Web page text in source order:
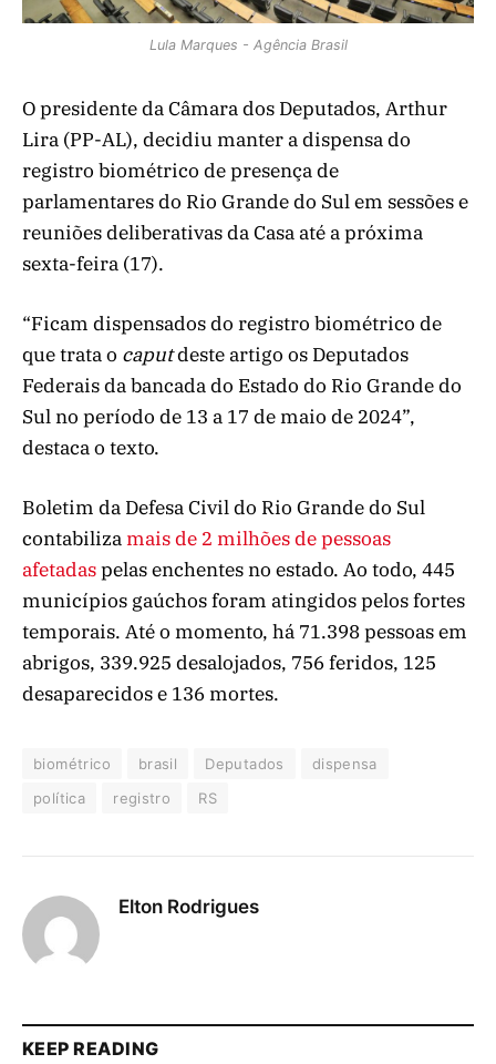
Lula Marques - Agência Brasil
O presidente da Câmara dos Deputados, Arthur
Lira (PP-AL), decidiu manter a dispensa do
registro biométrico de presença de
parlamentares do Rio Grande do Sul em sessões e
reuniões deliberativas da Casa até a próxima
sexta-feira (17).
“Ficam dispensados do registro biométrico de
que trata o caputdeste artigo os Deputados
Federais da bancada do Estado do Rio Grande do
Sul no período de 13 a 17 de maio de 2024”,
destaca o texto.
Boletim da Defesa Civil do Rio Grande do Sul
contabilizamais de 2 milhões de pessoas
afetadaspelas enchentes no estado. Ao todo, 445
municípios gaúchos foram atingidos pelos fortes
temporais. Até o momento, há 71.398 pessoas em
abrigos, 339.925 desalojados, 756 feridos, 125
desaparecidos e 136 mortes.
biométrico brasil Deputados
dispensa
política
registro RS
Elton Rodrigues
KEEP READING